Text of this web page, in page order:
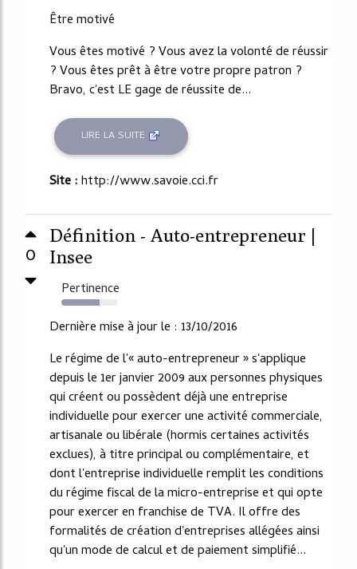
Être motivé
Vous êtes motivé ? Vous avez la volonté de réussir
? Vous êtes prêt à être votre propre patron ?
Bravo, c'est LE gage de réussite de...
LIRE LA SUITE
Site :http://www.savoie.cci.fr
0
Définition - Auto-entrepreneur |
Insee
Pertinence
68%
Dernière mise à jour le : 13/10/2016
Le régime de l'« auto-entrepreneur » s'applique
depuis le 1er janvier 2009 aux personnes physiques
qui créent ou possèdent déjà une entreprise
individuelle pour exercer une activité commerciale,
artisanale ou libérale (hormis certaines activités
exclues), à titre principal ou complémentaire, et
dont l'entreprise individuelle remplit les conditions
du régime fiscal de la micro-entreprise et qui opte
pour exercer en franchise de TVA. Il offre des
formalités de création d'entreprises allégées ainsi
qu'un mode de calcul et de paiement simplifié...